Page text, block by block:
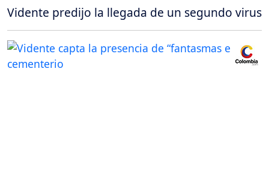
Vidente predijo la llegada de un segundo virus